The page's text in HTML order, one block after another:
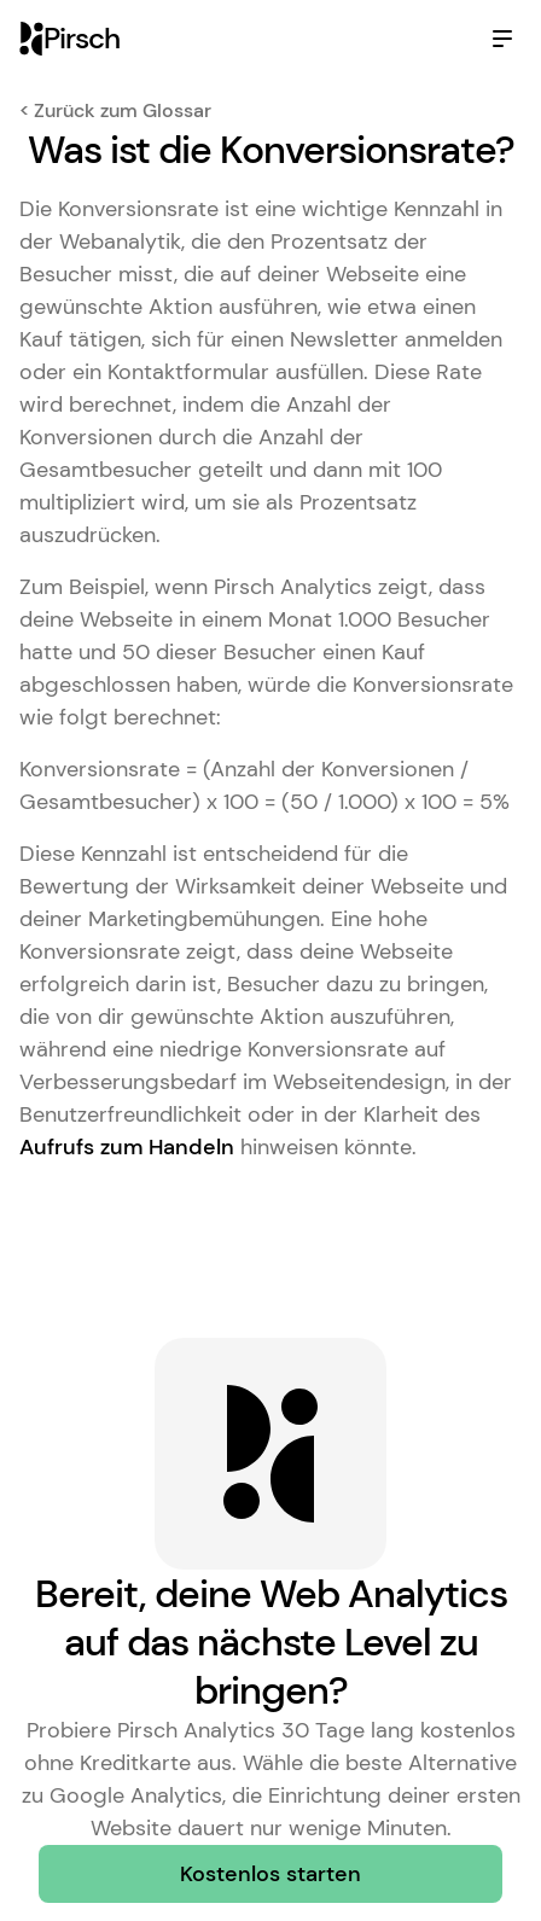
Pirsch
< Zurück zum Glossar
Was ist die Konversionsrate?
Die Konversionsrate ist eine wichtige Kennzahl in
der Webanalytik, die den Prozentsatz der
Besucher misst, die auf deiner Webseite eine
gewünschte Aktion ausführen, wie etwa einen
Kauf tätigen, sich für einen Newsletter anmelden
oder ein Kontaktformular ausfüllen. Diese Rate
wird berechnet, indem die Anzahl der
Konversionen durch die Anzahl der
Gesamtbesucher geteilt und dann mit 100
multipliziert wird, um sie als Prozentsatz
auszudrücken.
Zum Beispiel, wenn Pirsch Analytics zeigt, dass
deine Webseite in einem Monat 1.000 Besucher
hatte und 50 dieser Besucher einen Kauf
abgeschlossen haben, würde die Konversionsrate
wie folgt berechnet:
Konversionsrate = (Anzahl der Konversionen /
Gesamtbesucher) x 100 = (50 / 1.000) x 100 = 5%
Diese Kennzahl ist entscheidend für die
Bewertung der Wirksamkeit deiner Webseite und
deiner Marketingbemühungen. Eine hohe
Konversionsrate zeigt, dass deine Webseite
erfolgreich darin ist, Besucher dazu zu bringen,
die von dir gewünschte Aktion auszuführen,
während eine niedrige Konversionsrate auf
Verbesserungsbedarf im Webseitendesign, in der
Benutzerfreundlichkeit oder in der Klarheit des
Aufrufs zum Handeln hinweisen könnte.
Bereit, deine Web Analytics
auf das nächste Level zu
bringen?
Probiere Pirsch Analytics 30 Tage lang kostenlos
ohne Kreditkarte aus. Wähle die beste Alternative
zu Google Analytics, die Einrichtung deiner ersten
Website dauert nur wenige Minuten.
Kostenlos starten